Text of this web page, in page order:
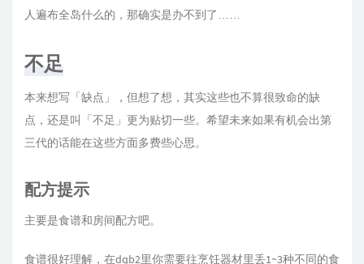
人遍布全岛什么的，那确实是办不到了……
不足
本来想写「缺点」，但想了想，其实这些也不算很致命的缺
点，还是叫「不足」更为贴切一些。希望未来如果有机会出第
三代的话能在这些方面多费些心思。
配方提示
主要是食谱和房间配方吧。
食谱很好理解，在dqb2里你需要往烹饪器材里丢1~3种不同的食